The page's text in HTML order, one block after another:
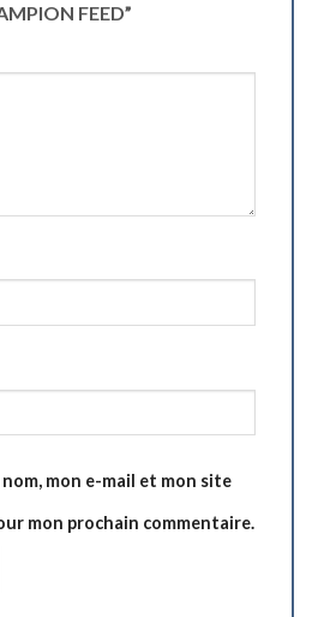
FEED”
mon e-mail et mon site
mon prochain commentaire.